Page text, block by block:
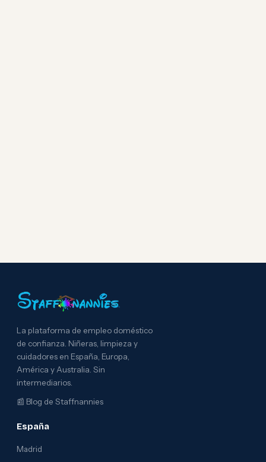
La plataforma de empleo doméstico
de confianza. Niñeras, limpieza y
cuidadores en España, Europa,
América y Australia. Sin
intermediarios.
📰 Blog de Staffnannies
España
Madrid